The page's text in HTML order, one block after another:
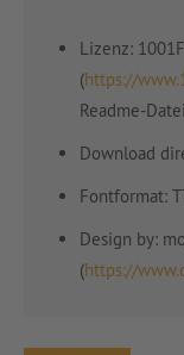
Lizenz:
(https://
Readme-
Download
Fontformat:
Design by:
(https://